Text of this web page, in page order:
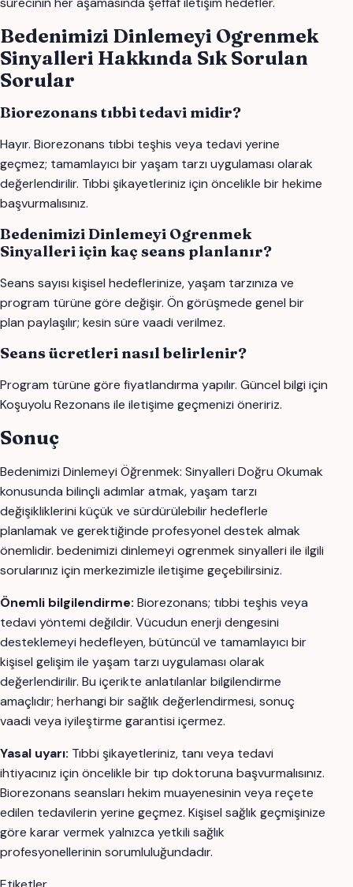
Bedenimizi Dinlemeyi Ogrenmek
Sinyalleri Hakkında Sık Sorulan
Sorular
Biorezonans tıbbi tedavi midir?
Hayır. Biorezonans tıbbi teşhis veya tedavi yerine
geçmez; tamamlayıcı bir yaşam tarzı uygulaması olarak
değerlendirilir. Tıbbi şikayetleriniz için öncelikle bir hekime
başvurmalısınız.
Bedenimizi Dinlemeyi Ogrenmek
Sinyalleri için kaç seans planlanır?
Seans sayısı kişisel hedeflerinize, yaşam tarzınıza ve
program türüne göre değişir. Ön görüşmede genel bir
plan paylaşılır; kesin süre vaadi verilmez.
Seans ücretleri nasıl belirlenir?
Program türüne göre fiyatlandırma yapılır. Güncel bilgi için
Koşuyolu Rezonans ile iletişime geçmenizi öneririz.
Sonuç
Bedenimizi Dinlemeyi Öğrenmek: Sinyalleri Doğru Okumak
konusunda bilinçli adımlar atmak, yaşam tarzı
değişikliklerini küçük ve sürdürülebilir hedeflerle
planlamak ve gerektiğinde profesyonel destek almak
önemlidir. bedenimizi dinlemeyi ogrenmek sinyalleri ile ilgili
sorularınız için merkezimizle iletişime geçebilirsiniz.
Önemli bilgilendirme: Biorezonans; tıbbi teşhis veya
tedavi yöntemi değildir. Vücudun enerji dengesini
desteklemeyi hedefleyen, bütüncül ve tamamlayıcı bir
kişisel gelişim ile yaşam tarzı uygulaması olarak
değerlendirilir. Bu içerikte anlatılanlar bilgilendirme
amaçlıdır; herhangi bir sağlık değerlendirmesi, sonuç
vaadi veya iyileştirme garantisi içermez.
Yasal uyarı: Tıbbi şikayetleriniz, tanı veya tedavi
ihtiyacınız için öncelikle bir tıp doktoruna başvurmalısınız.
Biorezonans seansları hekim muayenesinin veya reçete
edilen tedavilerin yerine geçmez. Kişisel sağlık geçmişinize
göre karar vermek yalnızca yetkili sağlık
profesyonellerinin sorumluluğundadır.